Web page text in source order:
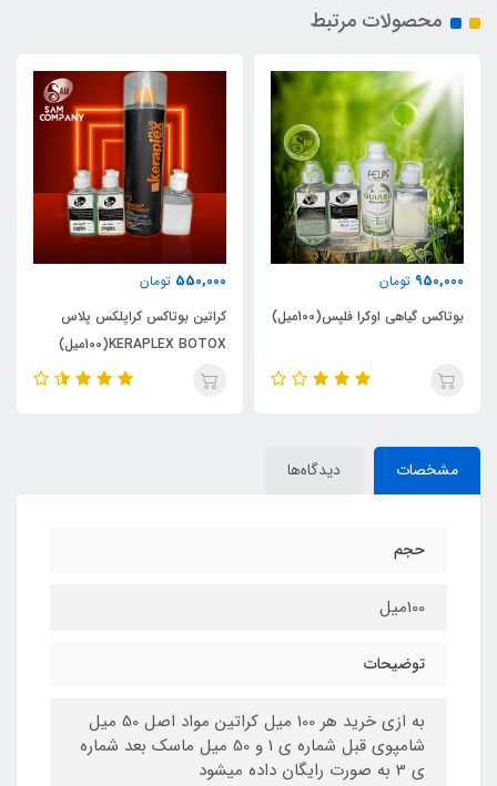
محصولات مرتبط
550,000
کراتین بوتاکس کراپلکس پلاس
فقط شماره 2
1,350,000
نانو پلاستیا امگا زیرو Sensitive
آبی(100میل)
مشخصات دیدگاه‌ها
حجم
100میل
توضیحات
به ازي خريد هر 100 ميل کراتين مواد اصل 50 ميل
شامپوي قبل شماره ي 1 و 50 ميل ماسک بعد شماره
ي 3 به صورت رايگان داده ميشود